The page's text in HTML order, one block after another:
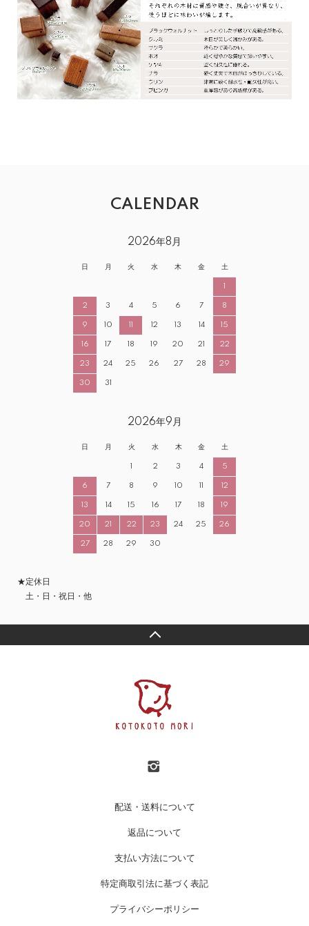
CALENDAR
2026年8月
日 月 火 水 木 金 土
2 3 4 5 6 7 8
9 10 12 13 14 15
16 17 18 19 20 21 22
23 24 25 26 27 28 29
30 31
2026年9月
日 月 火 水 木 金 土
2 3 4 5
6 7 8 9 10 12
13 14 15 16 17 18 19
20 21 22 23 24 25 26
27 28 29 30
★定休日
土・日・祝日・他
配送・送料について
返品について
支払い方法について
特定商取引法に基づく表記
プライバシーポリシー